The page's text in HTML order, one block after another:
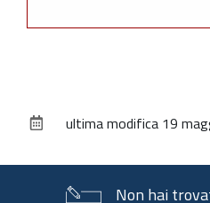
documentoultima modifica 19
Non hai